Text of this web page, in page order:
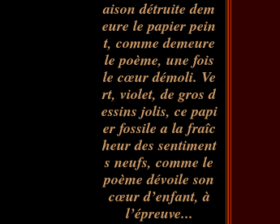
aison détruite dem
eure le papier pein
t, comme demeure
le poème, une fois
le cœur démoli. Ve
rt, violet, de gros d
essins jolis, ce papi
er fossile a la fraîc
heur des sentiment
s neufs, comme le
poème dévoile son
cœur d’enfant, à
l’épreuve...